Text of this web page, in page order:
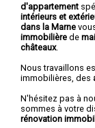
d'appartement
intérieurs et
dans la Marne
immobilière de
châteaux.
Nous travaillons
immobilières, des
N'hésitez pas à
sommes à votre
rénovation